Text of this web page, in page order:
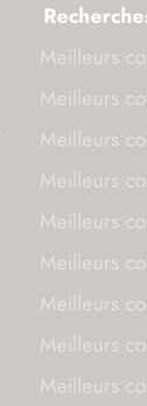
Meilleurs
Meilleurs
Meilleurs
Meilleurs
Meilleurs
Meilleurs
Meilleurs
Meilleurs
Meilleurs